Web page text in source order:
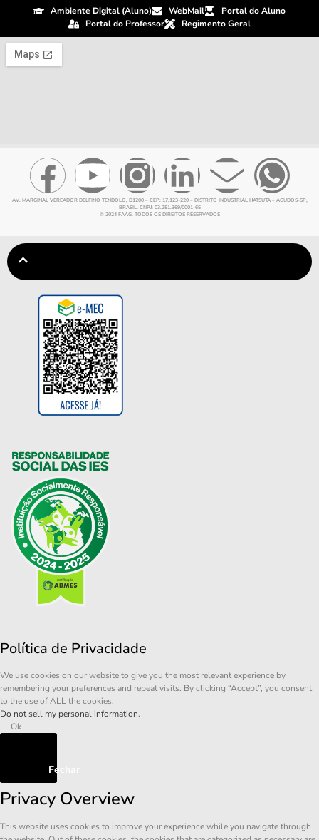
Ambiente Digital (Aluno) WebMail
Portal do Aluno
Portal do Professor
Regimento Geral
AV. MARGINAL VEREADOR DELFINO TENDOLO, D1200 – CEP: 17.123-220 – DISTRITO INDUSTRIAL HATSUTA – AGUDOS-SP,
BRASIL. CNPJ: 03.251.369/0001-65
© 2024 FAAG. TODOS OS DIREITOS RESERVADOS
Política de Privacidade
We use cookies on our website to give you the most relevant experience by
remembering your preferences and repeat visits. By clicking “Accept”, you consent
to the use of ALL the cookies.
Do not sell my personal information.
Ok
Fechar
Privacy Overview
This website uses cookies to improve your experience while you navigate through